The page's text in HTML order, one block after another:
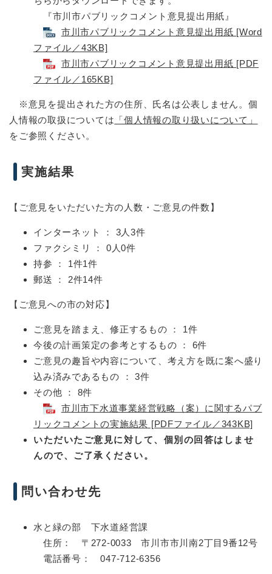
『市川市パブリックコメント意見提出用紙』
市川市パブリックコメント意見提出用紙 [Word
ファイル／43KB]
市川市パブリックコメント意見提出用紙 [PDF
ファイル／165KB]
※意見を提出された方の住所、氏名は公表しません。個
人情報の取扱については 「個人情報の取り扱いについて」
をご参照ください。
実施結果
【ご意見をいただいた方の人数・ご意見の件数】
インターネット ： 3人3件
ファクシミリ ： 0人0件
持参 ： 1件1件
郵送 ： 2件14件
【ご意見への市の対応】
ご意見を踏まえ、修正するもの ： 1件
今後の計画策定の参考とするもの ： 6件
ご意見の趣旨や内容について、考え方を既に案へ盛り
込み済みであるもの ： 3件
その他 ： 8件
市川市下水道事業経営戦略（案）に関するパブ
リックコメントの実施結果 [PDFファイル／343KB]
いただいたご意見に対して、個別の回答はしませ
んので、ご了承ください。
問い合わせ先
水と緑の部 下水道経営課
住所： 〒272-0033 市川市市川南2丁目9番12号
電話番号： 047-712-6356